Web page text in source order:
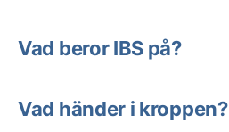
Vad beror IBS på?
Vad händer i kroppen?